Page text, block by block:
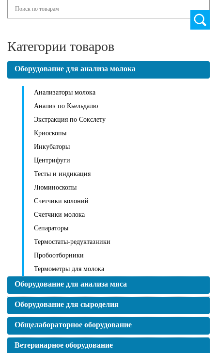
Категории товаров
Оборудование для анализа молока
Анализаторы молока
Анализ по Кьельдалю
Экстракция по Сокслету
Криоскопы
Инкубаторы
Центрифуги
Тесты и индикация
Люминоскопы
Счетчики колоний
Счетчики молока
Сепараторы
Термостаты-редуктазники
Пробоотборники
Термометры для молока
Оборудование для анализа мяса
Оборудование для сыроделия
Общелабораторное оборудование
Ветеринарное оборудование